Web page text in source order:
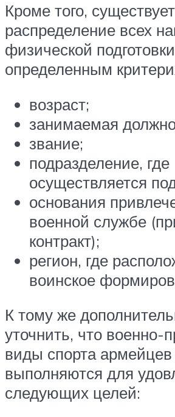
Кроме того, существует
распределение всех
физической
определенным
возраст;
занимаемая
звание;
подразделение, где
осуществляется
основания
военной службе
контракт);
регион, где
воинское
К тому же
уточнить, что военно-
виды спорта армейцев
выполняются для
следующих целей: